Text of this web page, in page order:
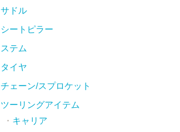
サドル
シートピラー
ステム
タイヤ
チェーン/スプロケット
ツーリングアイテム
キャリア